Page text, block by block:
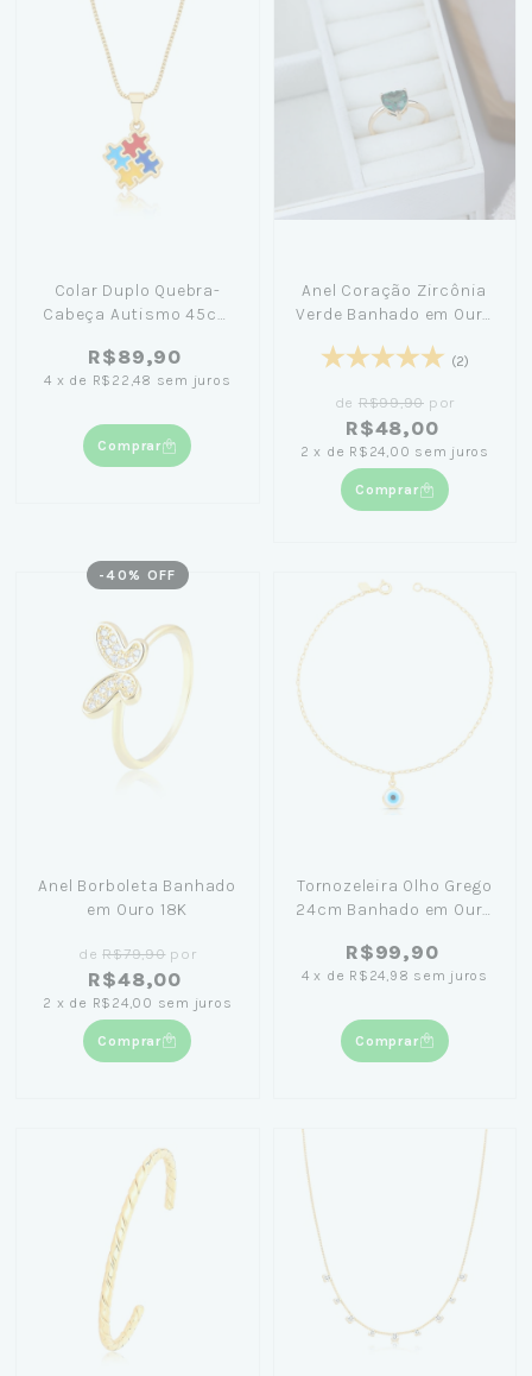
Colar Duplo Quebra-
Cabeça Autismo 45cm
R$89,90
4 x de R$22,48 sem juros
Comprar
Anel Coração Zircônia
Verde Banhado em Ouro
(2)
de R$99,90 por
R$48,00
2 x de R$24,00 sem juros
Comprar
-40 % OFF
Anel Borboleta Banhado
em Ouro 18K
deR$79,90por
R$48,00
2 x de R$24,00 sem juros
Comprar
Tornozeleira Olho Grego
24cm Banhado em Ouro
R$99,90
4 x de R$24,98 sem juros
Comprar